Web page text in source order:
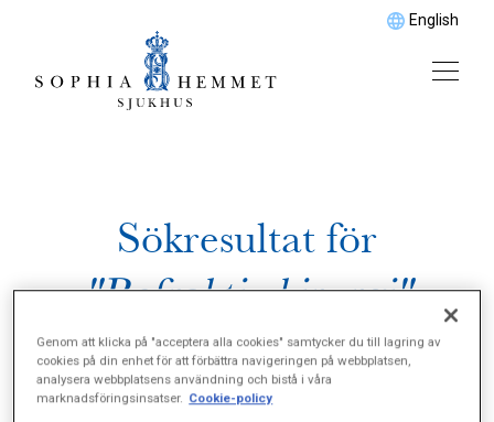
English
Sökresultat för
"Refraktiv kirurgi"
Genom att klicka på "acceptera alla cookies" samtycker du till lagring av
cookies på din enhet för att förbättra navigeringen på webbplatsen,
analysera webbplatsens användning och bistå i våra
marknadsföringsinsatser. Cookie-policy